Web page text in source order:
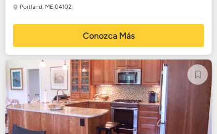
Portland, ME 04102
Conozca Más